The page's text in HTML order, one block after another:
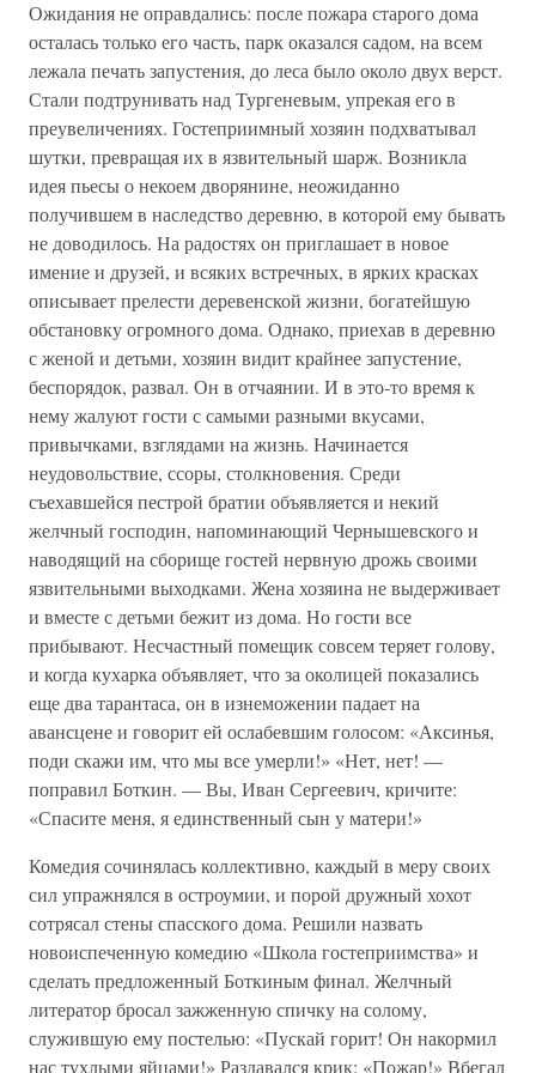
Ожидания не оправдались: после пожара старого дома
осталась только его часть, парк оказался садом, на всем
лежала печать запустения, до леса было около двух верст.
Стали подтрунивать над Тургеневым, упрекая его в
преувеличениях. Гостеприимный хозяин подхватывал
шутки, превращая их в язвительный шарж. Возникла
идея пьесы о некоем дворянине, неожиданно
получившем в наследство деревню, в которой ему бывать
не доводилось. На радостях он приглашает в новое
имение и друзей, и всяких встречных, в ярких красках
описывает прелести деревенской жизни, богатейшую
обстановку огромного дома. Однако, приехав в деревню
с женой и детьми, хозяин видит крайнее запустение,
беспорядок, развал. Он в отчаянии. И в это-то время к
нему жалуют гости с самыми разными вкусами,
привычками, взглядами на жизнь. Начинается
неудовольствие, ссоры, столкновения. Среди
съехавшейся пестрой братии объявляется и некий
желчный господин, напоминающий Чернышевского и
наводящий на сборище гостей нервную дрожь своими
язвительными выходками. Жена хозяина не выдерживает
и вместе с детьми бежит из дома. Но гости все
прибывают. Несчастный помещик совсем теряет голову,
и когда кухарка объявляет, что за околицей показались
еще два тарантаса, он в изнеможении падает на
авансцене и говорит ей ослабевшим голосом: «Аксинья,
поди скажи им, что мы все умерли!» «Нет, нет! —
поправил Боткин. — Вы, Иван Сергеевич, кричите:
«Спасите меня, я единственный сын у матери!»
Комедия сочинялась коллективно, каждый в меру своих
сил упражнялся в остроумии, и порой дружный хохот
сотрясал стены спасского дома. Решили назвать
новоиспеченную комедию «Школа гостеприимства» и
сделать предложенный Боткиным финал. Желчный
литератор бросал зажженную спичку на солому,
служившую ему постелью: «Пускай горит! Он накормил
нас тухлыми яйцами!» Раздавался крик: «Пожар!» Вбегал